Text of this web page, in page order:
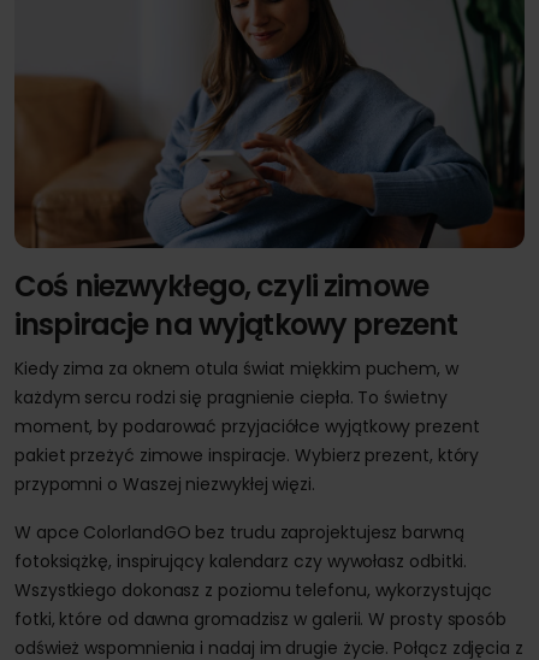
Coś niezwykłego, czyli zimowe
inspiracje na wyjątkowy prezent
Kiedy zima za oknem otula świat miękkim puchem, w
każdym sercu rodzi się pragnienie ciepła. To świetny
moment, by podarować przyjaciółce wyjątkowy prezent
pakiet przeżyć zimowe inspiracje. Wybierz prezent, który
przypomni o Waszej niezwykłej więzi.
W apce ColorlandGO bez trudu zaprojektujesz barwną
fotoksiążkę, inspirujący kalendarz czy wywołasz odbitki.
Wszystkiego dokonasz z poziomu telefonu, wykorzystując
fotki, które od dawna gromadzisz w galerii. W prosty sposób
odśwież wspomnienia i nadaj im drugie życie. Połącz zdjęcia z